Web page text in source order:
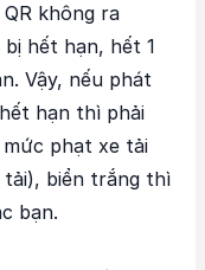
không ra
hết hạn, hết 1
Vậy, nếu phát
hạn thì phải
mức phạt xe tải
tải), biển trắng thì
bạn.